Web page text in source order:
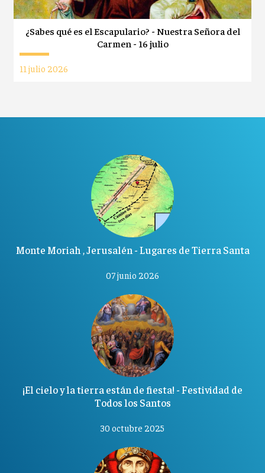
¿Sabes qué es el Escapulario? - Nuestra Señora del
Carmen - 16 julio
11 julio 2026
Monte Moriah , Jerusalén - Lugares de Tierra Santa
07 junio 2026
¡El cielo y la tierra están de fiesta! - Festividad de
Todos los Santos
30 octubre 2025